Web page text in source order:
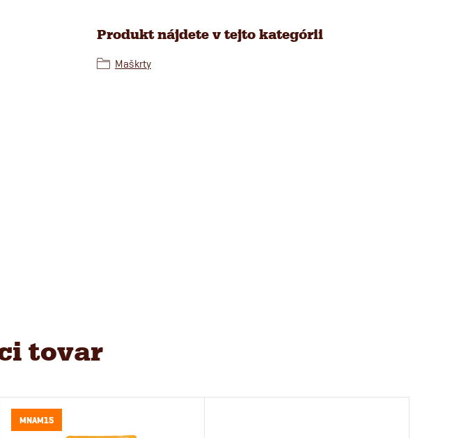
Produkt nájdete v tejto kategórii
Maškrty
tovar
MNAM15